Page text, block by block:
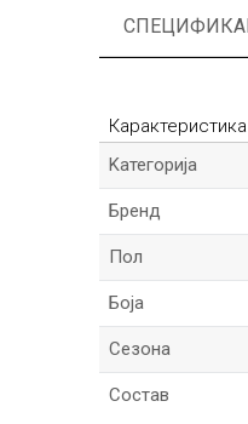
Карактеристика
Kатегорија
Бренд
Пол
Боја
Сезона
Состав